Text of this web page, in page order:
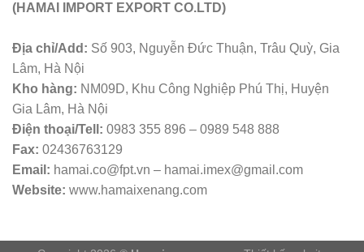
(HAMAI IMPORT EXPORT CO.LTD)
Địa chỉ/Add: Số 903, Nguyễn Đức Thuận, Trâu Quỳ, Gia
Lâm, Hà Nội
Kho hàng: NM09D, Khu Công Nghiệp Phú Thị, Huyện
Gia Lâm, Hà Nội
Điện thoại/Tell: 0983 355 896 – 0989 548 888
Fax: 02436763129
Email: hamai.co@fpt.vn – hamai.imex@gmail.com
Website: www.hamaixenang.com